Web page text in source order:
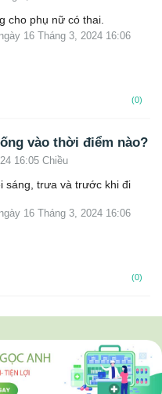
cho phụ nữ có thai.
16 Tháng 3, 2024 16:06
(0)
vào thời điểm nào?
16:05 Chiều
sáng, trưa và trước khi đi
16 Tháng 3, 2024 16:06
(0)